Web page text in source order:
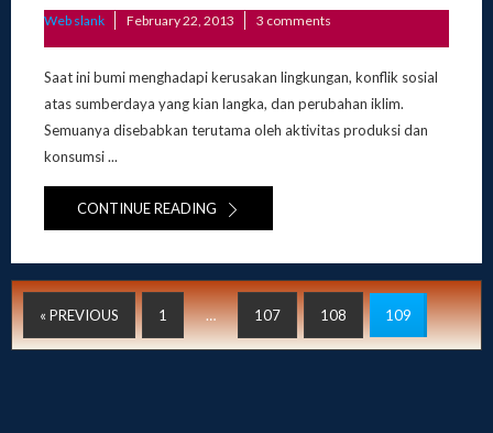
Web slank
Posted
February 22, 2013 3 comments
Saat ini bumi menghadapi kerusakan lingkungan, konflik sosial
atas sumberdaya yang kian langka, dan perubahan iklim.
Semuanya disebabkan terutama oleh aktivitas produksi dan
konsumsi ...
CONTINUE READING
« PREVIOUS 1 … 107 108 109